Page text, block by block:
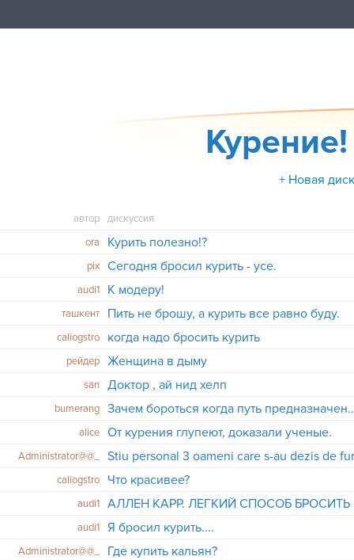
+ Новая
автор
дискуссия
ora
Курить полезно!?
pix Сегодня бросил курить - усе.
audi1 К модеру!
ташкент Пить не брошу, а курить все равно буду.
caliogstro когда надо бросить курить
рейдер Женщина в дыму
san Доктор , ай нид хелп
bumerang Зачем бороться когда путь
alice От курения глупеют, доказали ученые.
Administrator@@_
caliogstro
Что красивее?
audi1 АЛЛЕН КАРР. ЛЕГКИЙ СПОСОБ БРОСИТЬ
audi1 Я бросил курить....
Administrator@@_ Где купить кальян?